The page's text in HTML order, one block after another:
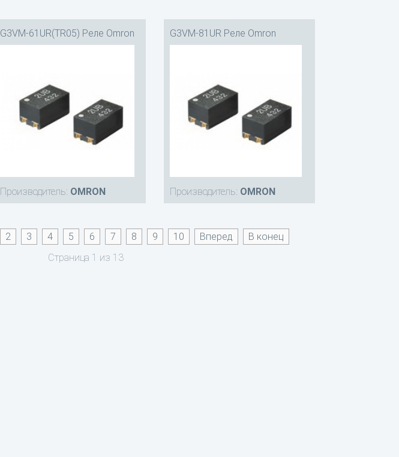
G3VM-61UR(TR05) Реле Omron
Производитель: OMRON
G3VM-81UR Реле Omron
Производитель: OMRON
2 3 4 5 6 7 8 9 10 Вперед
В конец
Страница 1 из 13